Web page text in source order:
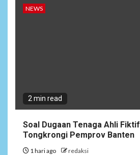
NEWS
2 min read
Soal Dugaan Tenaga Ahli
Tongkrongi Pemprov Banten
1 hari ago redaksi